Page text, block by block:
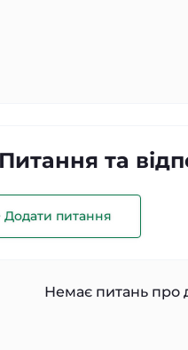
Питання та
Додати питання
Немає питань про